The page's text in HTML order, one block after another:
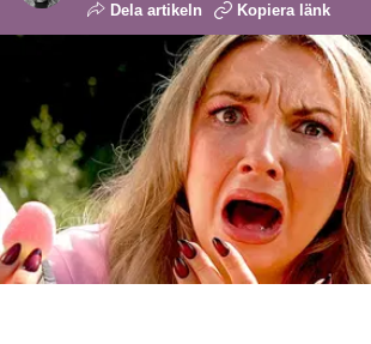
Dela artikeln Kopiera länk